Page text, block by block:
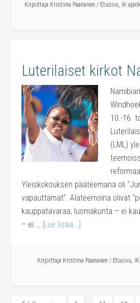
Kirjoittaja Kristiina Paananen / Etusivu, IK
Luterilaiset kirkot
10.-16.
(LML)
Yleiskokouksen pääteemana oli
vapauttamat". Alateemoina olivat
kauppatavaraa, luomakunta – ei
– ei … [Lue lisää...]
Kirjoittaja Kristiina Paananen / Etusivu,